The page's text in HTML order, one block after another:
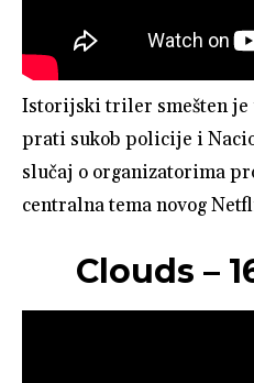
Istorijski triler smešten je
prati sukob policije i
slučaj o organizatorima
centralna tema novog
Clouds –